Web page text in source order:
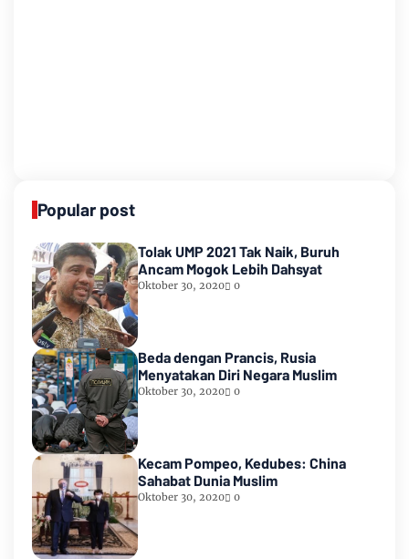
Popular post
Tolak UMP 2021 Tak Naik, Buruh
Ancam Mogok Lebih Dahsyat
Oktober 30, 2020 0
Beda dengan Prancis, Rusia
Menyatakan Diri Negara Muslim
Oktober 30, 2020 0
Kecam Pompeo, Kedubes: China
Sahabat Dunia Muslim
Oktober 30, 2020 0